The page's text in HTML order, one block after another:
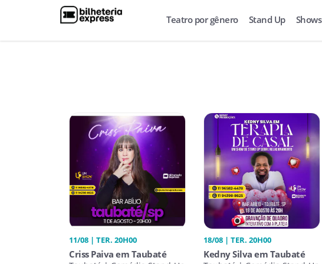
Teatro por gênero Stand Up Shows
11/08 | TER. 20H00
Criss Paiva em Taubaté
18/08 | TER. 20H00
Kedny Silva em Taubaté